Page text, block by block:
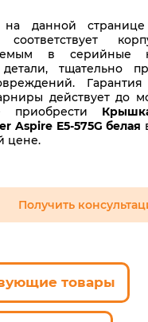
данной странице
в серийные
детали, тщательно
действует до
приобрести
Aspire E5-575G белая
цене.
Получить
товары